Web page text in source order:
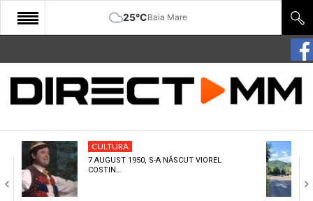
25°CBaia Mare
START
COMUNITATE
CULTURA
ECONOMIE
CULTURA
7 AUGUST 1950, S-A NĂSCUT VIOREL
COSTIN…